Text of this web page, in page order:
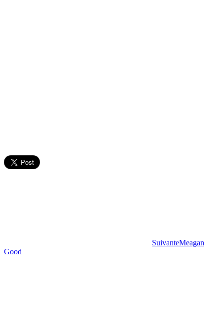
SuivanteMeagan
Good